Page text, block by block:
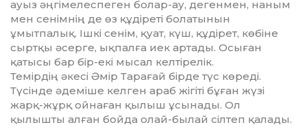
ауыз әңгімелеспеген болар-ау, дегенмен, наным
мен сенімнің де өз құдіреті болатынын
ұмытпалық. Ішкі сенім, қуат, күш, құдірет, көбіне
сыртқы әсерге, ықпалға иек артады. Осыған
қатысы бар бір-екі мысал келтірелік.
Темірдің әкесі Әмір Тарағай бірде түс көреді.
Түсінде әдеміше келген араб жігіті бұған жүзі
жарқ-жұрқ ой­наған қылыш ұсынады. Ол
қылышты алған бойда олай-былай сілтеп қалады.